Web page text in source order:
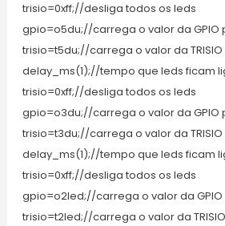
trisio=0xff;//desliga todos os leds
gpio=o5du;//carrega o valor da GPIO
trisio=t5du;//carrega o valor da
delay_ms(1);//tempo que leds ficam
trisio=0xff;//desliga todos os leds
gpio=o3du;//carrega o valor da GPIO
trisio=t3du;//carrega o valor da
delay_ms(1);//tempo que leds ficam
trisio=0xff;//desliga todos os leds
gpio=o2led;//carrega o valor da
trisio=t2led;//carrega o valor da